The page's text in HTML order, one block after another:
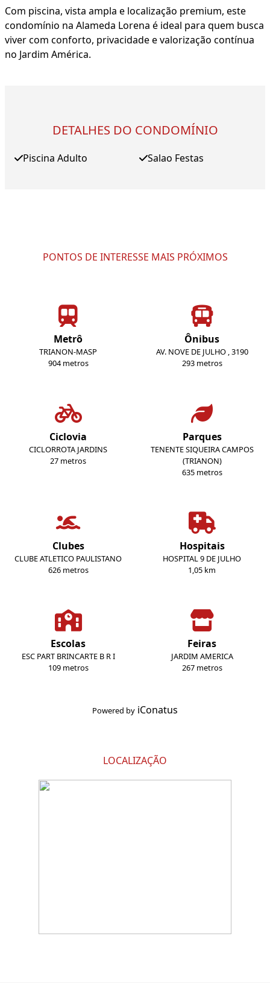
Com piscina, vista ampla e localização premium, este
condomínio na Alameda Lorena é ideal para quem busca
viver com conforto, privacidade e valorização contínua
no Jardim América.
DETALHES DO CONDOMÍNIO
Piscina Adulto Salao Festas
PONTOS DE INTERESSE MAIS PRÓXIMOS
Metrô
TRIANON-MASP
904 metros
Ônibus
AV. NOVE DE JULHO , 3190
293 metros
Ciclovia
CICLORROTA JARDINS
27 metros
Parques
TENENTE SIQUEIRA CAMPOS
(TRIANON)
635 metros
Clubes
CLUBE ATLETICO PAULISTANO
626 metros
Hospitais
HOSPITAL 9 DE JULHO
1,05 km
Escolas
ESC PART BRINCARTE B R I
109 metros
Feiras
JARDIM AMERICA
267 metros
Powered by iConatus
LOCALIZAÇÃO